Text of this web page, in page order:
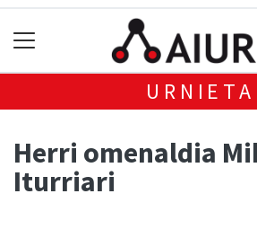
URNIETA
Herri omenaldia
Iturriari